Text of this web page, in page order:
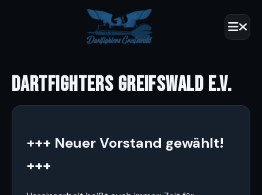
DARTFIGHTERS GREIFSWALD E.V.
+++ Neuer Vorstand gewählt!
+++